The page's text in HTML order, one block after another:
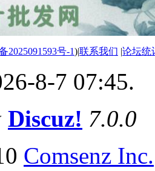
2025091593号-1)|联系我们 |论坛统
8-7 07:45.
Discuz! 7.0.0
Comsenz Inc.